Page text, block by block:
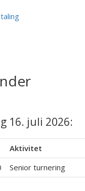
16. juli 2026:
Aktivitet
Senior turnering